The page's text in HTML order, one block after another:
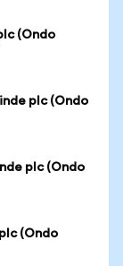
(Ondo
plc (Ondo
plc (Ondo
(Ondo